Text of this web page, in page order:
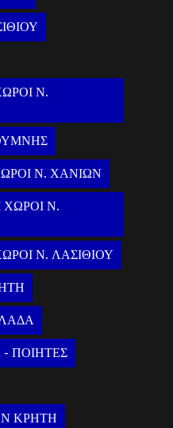
Ν.
Ν. ΧΑΝΙΩΝ
ΧΩΡΟΙ Ν.
Ν. ΛΑΣΙΘΙΟΥ
- ΠΟΙΗΤΕΣ
ΚΡΗΤΗ